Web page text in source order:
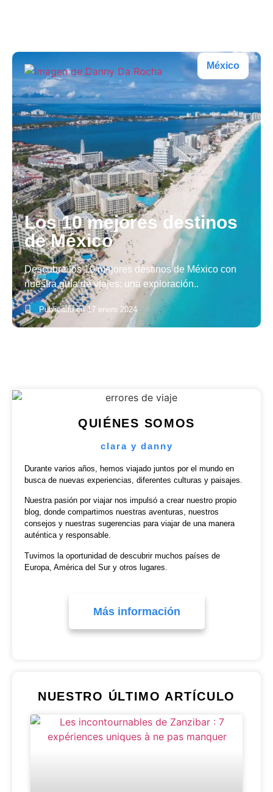
México
Los 10 mejores destinos
de México
Descubre los 10 mejores destinos de México con
nuestra guía de viajes: una exploración..
Publicado en 17 enero 2024
QUIÉNES SOMOS
clara y danny
Durante varios años, hemos viajado juntos por el mundo en
busca de nuevas experiencias, diferentes culturas y paisajes.
Nuestra pasión por viajar nos impulsó a crear nuestro propio
blog, donde compartimos nuestras aventuras, nuestros
consejos y nuestras sugerencias para viajar de una manera
auténtica y responsable.
Tuvimos la oportunidad de descubrir muchos países de
Europa, América del Sur y otros lugares.
Más información
NUESTRO ÚLTIMO ARTÍCULO